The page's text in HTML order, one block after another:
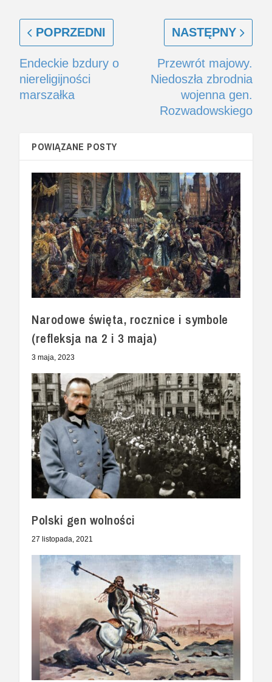
POPRZEDNI
Endeckie bzdury o
niereligijności
marszałka
NASTĘPNY
Przewrót majowy.
Niedoszła zbrodnia
wojenna gen.
Rozwadowskiego
POWIĄZANE POSTY
Narodowe święta, rocznice i symbole
(refleksja na 2 i 3 maja)
3 maja, 2023
Polski gen wolności
27 listopada, 2021